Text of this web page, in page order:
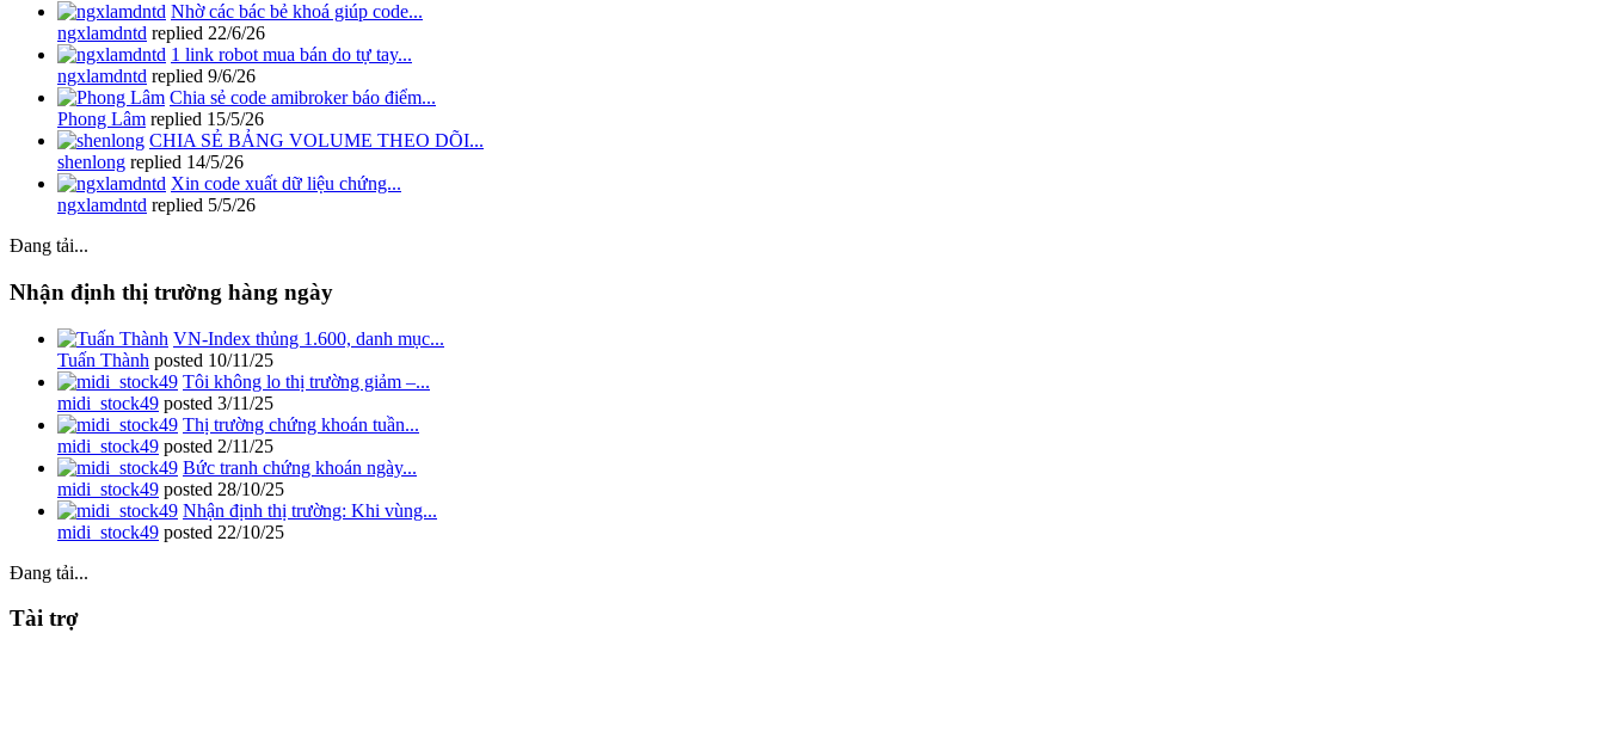
Nhờ các bác bẻ khoá giúp code...
ngxlamdntd replied 22/6/26
1 link robot mua bán do tự tay...
ngxlamdntd replied 9/6/26
Chia sẻ code amibroker báo điểm...
Phong Lâm replied 15/5/26
CHIA SẺ BẢNG VOLUME THEO DÕI...
shenlong replied 14/5/26
Xin code xuất dữ liệu chứng...
ngxlamdntd replied 5/5/26
Đang tải...
Nhận định thị trường hàng ngày
VN-Index thủng 1.600, danh mục...
Tuấn Thành posted 10/11/25
Tôi không lo thị trường giảm –...
midi_stock49 posted 3/11/25
Thị trường chứng khoán tuần...
midi_stock49 posted 2/11/25
Bức tranh chứng khoán ngày...
midi_stock49 posted 28/10/25
Nhận định thị trường: Khi vùng...
midi_stock49 posted 22/10/25
Đang tải...
Tài trợ